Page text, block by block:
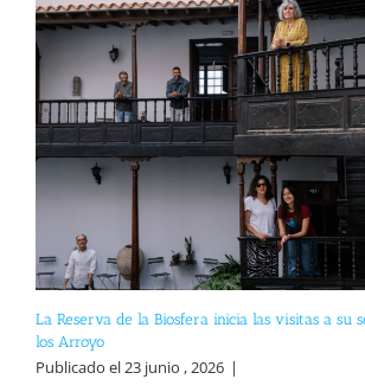
La Reserva de la Biosfera inicia las visitas a su
los Arroyo
Publicado el 23 junio , 2026 |